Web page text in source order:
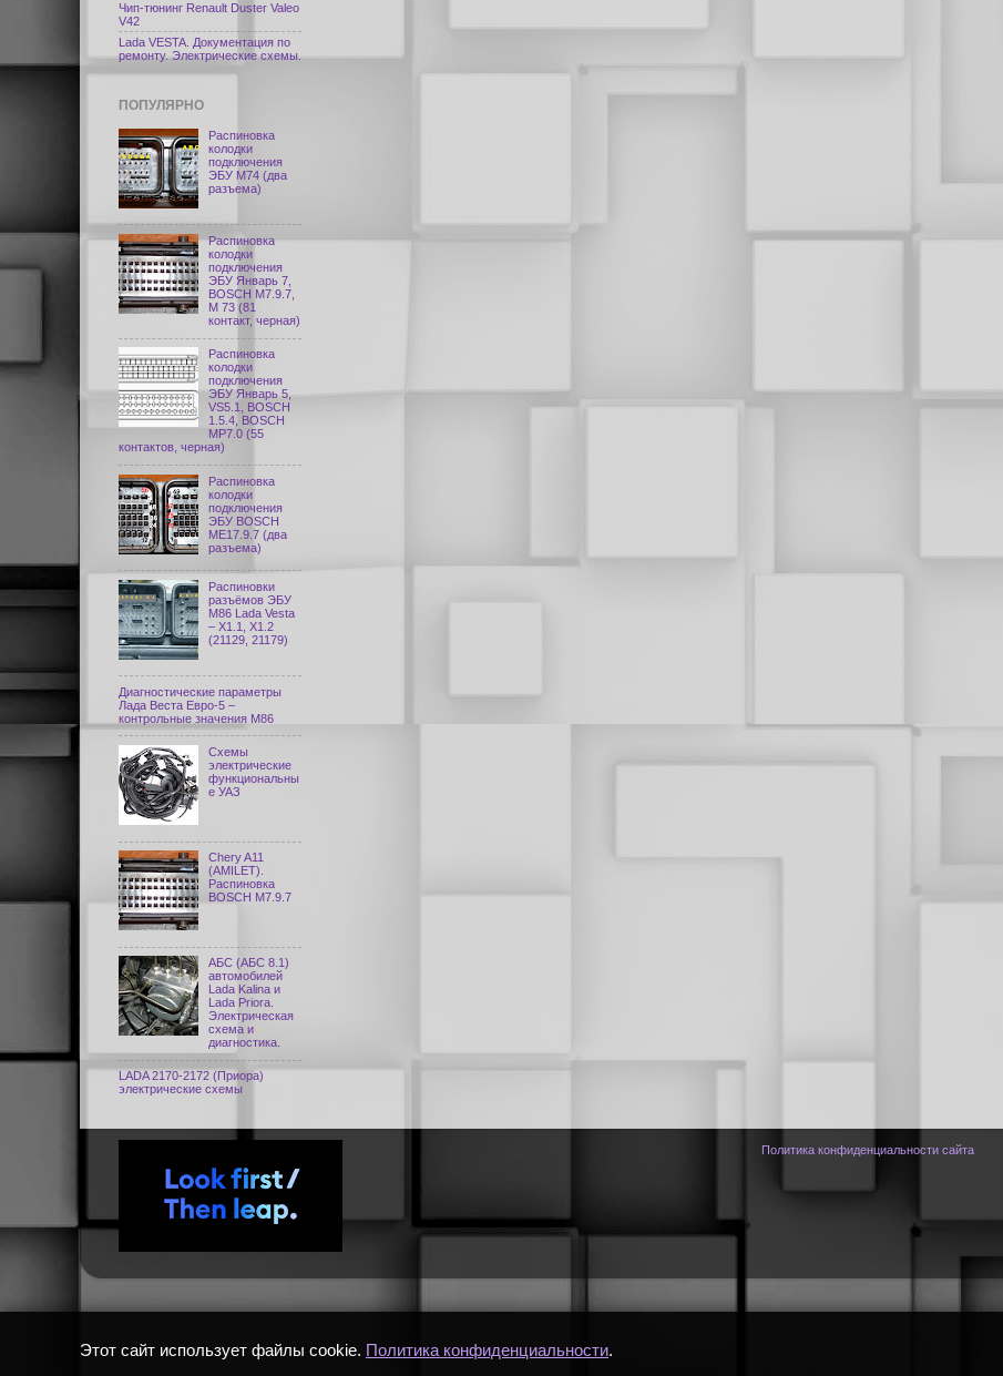
Чип-тюнинг Renault Duster Valeo
V42
Lada VESTA. Документация по
ремонту. Электрические схемы.
ПОПУЛЯРНО
Распиновка
колодки
подключения
ЭБУ M74 (два
разъема)
Распиновка
колодки
подключения
ЭБУ Январь 7,
BOSCH M7.9.7,
М 73 (81
контакт, черная)
Распиновка
колодки
подключения
ЭБУ Январь 5,
VS5.1, BOSCH
1.5.4, BOSCH
MP7.0 (55
контактов, черная)
Распиновка
колодки
подключения
ЭБУ BOSCH
ME17.9.7 (два
разъема)
Распиновки
разъёмов ЭБУ
M86 Lada Vesta
– X1.1, X1.2
(21129, 21179)
Диагностические параметры
Лада Веста Евро-5 –
контрольные значения М86
Схемы
электрические
функциональны
е УАЗ
Chery A11
(AMILET).
Распиновка
BOSCH M7.9.7
АБС (АБС 8.1)
автомобилей
Lada Kalina и
Lada Priora.
Электрическая
схема и
диагностика.
LADA 2170-2172 (Приора)
электрические схемы
Политика конфиденциальности сайта
Этот сайт использует файлы cookie. Политика конфиденциальности.